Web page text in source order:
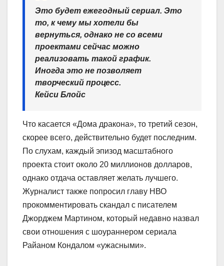
Это будет ежегодный сериал. Это
то, к чему мы хотели бы
вернуться, однако не со всеми
проектами сейчас можно
реализовать такой график.
Иногда это не позволяет
творческий процесс.
Кейси Блойс
Что касается «Дома дракона», то третий сезон,
скорее всего, действительно будет последним.
По слухам, каждый эпизод масштабного
проекта стоит около 20 миллионов долларов,
однако отдача оставляет желать лучшего.
Журналист также попросил главу НВО
прокомментировать скандал с писателем
Джорджем Мартином, который недавно назвал
свои отношения с шоураннером сериала
Райаном Кондалом «ужасными».